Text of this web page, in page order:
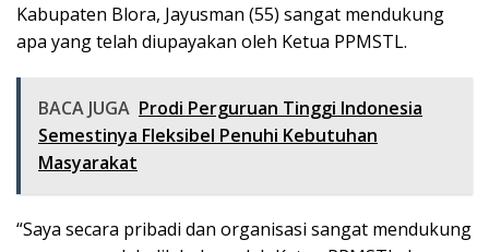
Kabupaten Blora, Jayusman (55) sangat mendukung
apa yang telah diupayakan oleh Ketua PPMSTL.
BACA JUGA Prodi Perguruan Tinggi Indonesia
Semestinya Fleksibel Penuhi Kebutuhan
Masyarakat
“Saya secara pribadi dan organisasi sangat mendukung